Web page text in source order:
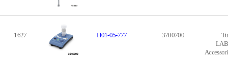
1627 H01-05-777 3700700
LAB